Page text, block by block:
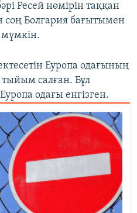
Ресей нөмірін таққан
соң Болгария бағытымен
мүмкін.
Еуропа одағының
тыйым салған. Бұл
одағы енгізген.